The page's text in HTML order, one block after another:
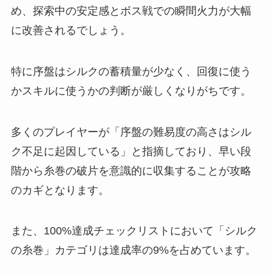
め、探索中の安定感とボス戦での瞬間火力が大幅
に改善されるでしょう。
特に序盤はシルクの蓄積量が少なく、回復に使う
かスキルに使うかの判断が厳しくなりがちです。
多くのプレイヤーが「序盤の難易度の高さはシル
ク不足に起因している」と指摘しており、早い段
階から糸巻の破片を意識的に収集することが攻略
のカギとなります。
また、100%達成チェックリストにおいて「シルク
の糸巻」カテゴリは達成率の9%を占めています。